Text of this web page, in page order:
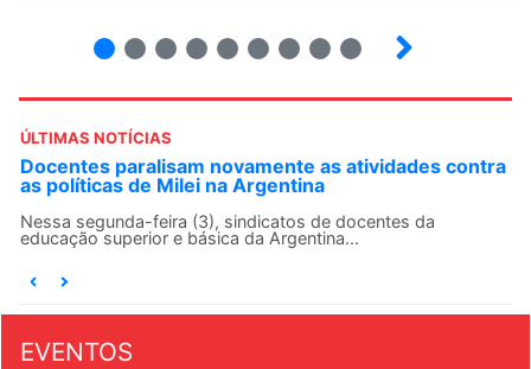
ÚLTIMAS NOTÍCIAS
Docentes paralisam novamente as atividades contra
as políticas de Milei na Argentina
Nessa segunda-feira (3), sindicatos de docentes da
educação superior e básica da Argentina...
EVENTOS